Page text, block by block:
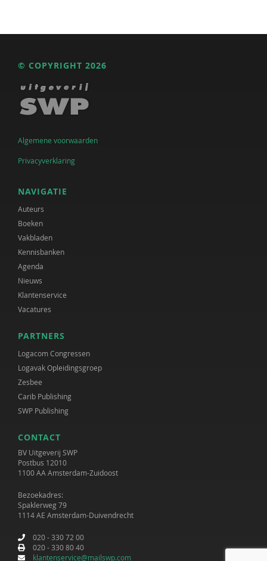
© COPYRIGHT 2026
Algemene voorwaarden
Privacyverklaring
NAVIGATIE
Auteurs
Boeken
Vakbladen
Kennisbanken
Agenda
Nieuws
Klantenservice
Vacatures
PARTNERS
Logacom Congressen
Logavak Opleidingsgroep
Zesbee
Carib Publishing
SWP Publishing
CONTACT
BV Uitgeverij SWP
Postbus 12010
1100 AA Amsterdam-Zuidoost
Bezoekadres:
Spaklerweg 79
1114 AE Amsterdam-Duivendrecht
020 - 330 72 00
020 - 330 80 40
klantenservice@mailswp.com